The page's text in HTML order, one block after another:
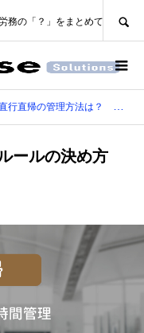
の「？」をまとめて解決しま
行直帰の管理方法は？ ルールの決め方と、労働時間の考え方
ールの決め方